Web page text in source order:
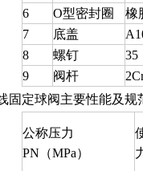
6
O型密封圈 橡
7
底盖
8
螺钉 35
9
阀杆
固定球阀主要性能及规
公称压力
PN（MPa）